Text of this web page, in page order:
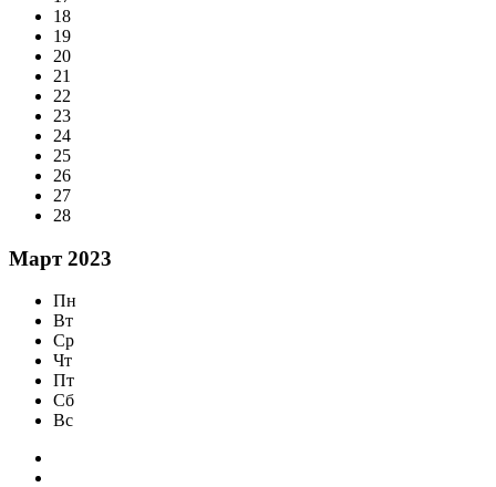
18
19
20
21
22
23
24
25
26
27
28
Март 2023
Пн
Вт
Ср
Чт
Пт
Сб
Вс